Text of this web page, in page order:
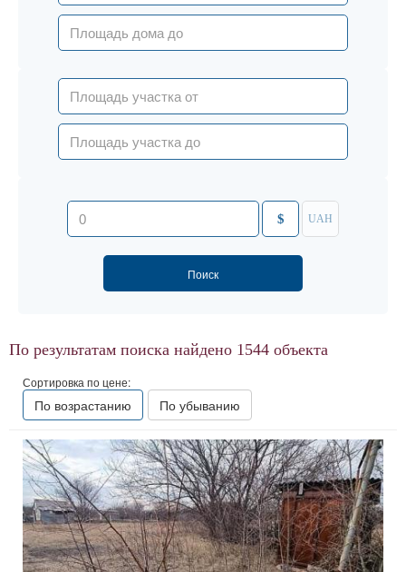
$ UAH
По результатам поиска найдено 1544 объекта
Сортировка по цене:
По возрастанию По убыванию